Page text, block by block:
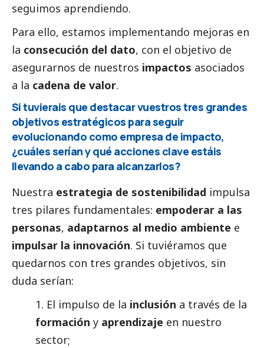
seguimos aprendiendo.
Para ello, estamos implementando mejoras en
la consecución del dato, con el objetivo de
asegurarnos de nuestros impactos asociados
a la cadena de valor.
Si tuvierais que destacar vuestros tres grandes
objetivos estratégicos para seguir
evolucionando como empresa de impacto,
¿cuáles serían y qué acciones clave estáis
llevando a cabo para alcanzarlos?
Nuestra estrategia de sostenibilidad impulsa
tres pilares fundamentales: empoderar a las
personas, adaptarnos al medio ambiente e
impulsar la innovación. Si tuviéramos que
quedarnos con tres grandes objetivos, sin
duda serían:
1. El impulso de la inclusión a través de la
formación y aprendizaje en nuestro
sector;